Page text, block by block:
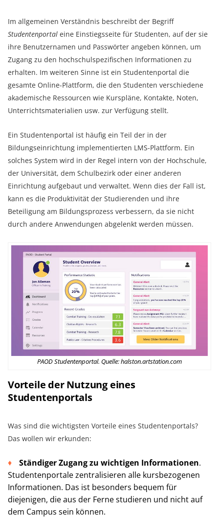
Im allgemeinen Verständnis beschreibt der Begriff
Studentenportal eine Einstiegsseite für Studenten, auf der sie
ihre Benutzernamen und Passwörter angeben können, um
Zugang zu den hochschulspezifischen Informationen zu
erhalten. Im weiteren Sinne ist ein Studentenportal die
gesamte Online-Plattform, die den Studenten verschiedene
akademische Ressourcen wie Kurspläne, Kontakte, Noten,
Unterrichtsmaterialien usw. zur Verfügung stellt.
Ein Studentenportal ist häufig ein Teil der in der
Bildungseinrichtung implementierten LMS-Plattform. Ein
solches System wird in der Regel intern von der Hochschule,
der Universität, dem Schulbezirk oder einer anderen
Einrichtung aufgebaut und verwaltet. Wenn dies der Fall ist,
kann es die Produktivität der Studierenden und ihre
Beteiligung am Bildungsprozess verbessern, da sie nicht
durch andere Anwendungen abgelenkt werden müssen.
PAOD Studentenportal. Quelle: halston.artstation.com
Vorteile der Nutzung eines
Studentenportals
Was sind die wichtigsten Vorteile eines Studentenportals?
Das wollen wir erkunden:
Ständiger Zugang zu wichtigen Informationen.
Studentenportale zentralisieren alle kursbezogenen
Informationen. Das ist besonders bequem für
diejenigen, die aus der Ferne studieren und nicht auf
dem Campus sein können.